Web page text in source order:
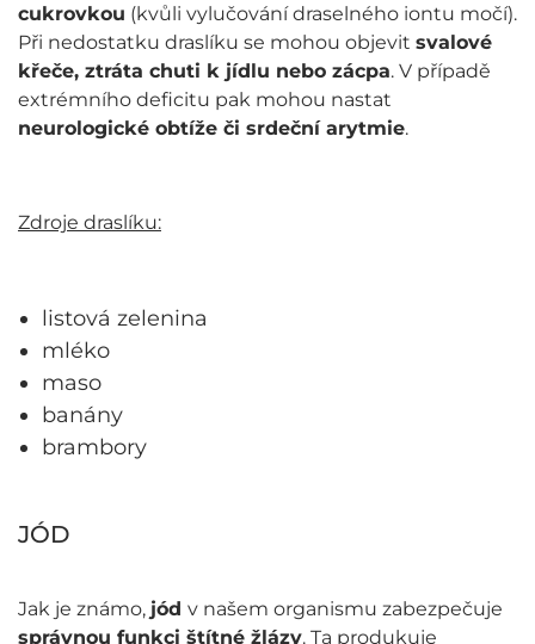
cukrovkou (kvůli vylučování draselného iontu močí).
Při nedostatku draslíku se mohou objevit svalové
křeče, ztráta chuti k jídlu nebo zácpa. V případě
extrémního deficitu pak mohou nastat
neurologické obtíže či srdeční arytmie.
Zdroje draslíku:
listová zelenina
mléko
maso
banány
brambory
JÓD
Jak je známo, jód v našem organismu zabezpečuje
správnou funkci štítné žlázy. Ta produkuje